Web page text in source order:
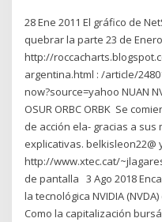
28 Ene 2011 El gráfico de
quebrar la parte 23 de
http://
argentina.html : /article/
now?source=yahoo NUAN
OSUR ORBC ORBK Se
de acción ela- gracias a
explicativas.
http://www.xtec.cat/
de pantalla 3 Ago 2018
la tecnológica NVIDIA
Como la capitalización